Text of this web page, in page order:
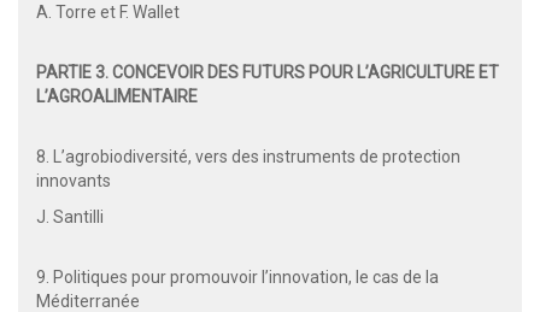
A. Torre et F. Wallet
PARTIE 3. CONCEVOIR DES FUTURS POUR L’AGRICULTURE ET
L’AGROALIMENTAIRE
8. L’agrobiodiversité, vers des instruments de protection
innovants
J. Santilli
9. Politiques pour promouvoir l’innovation, le cas de la
Méditerranée